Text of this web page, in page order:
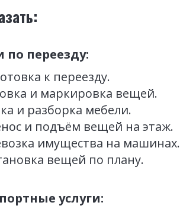
по переезду:
к переезду.
и маркировка вещей.
и разборка мебели.
и подъём вещей на этаж.
имущества на машинах.
вещей по плану.
услуги: